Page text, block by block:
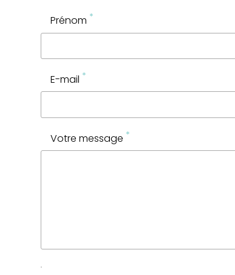
Prénom *
E-mail *
Votre message *